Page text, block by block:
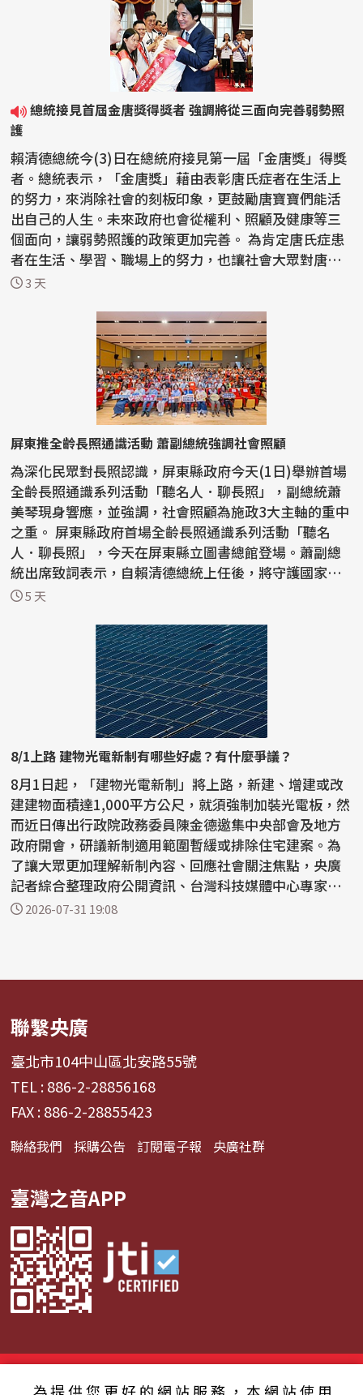
總統接見首屆金唐獎得獎者 強調將從三面向完善弱勢照
護
賴清德總統今(3)日在總統府接見第一屆「金唐獎」得獎
者。總統表示，「金唐獎」藉由表彰唐氏症者在生活上
的努力，來消除社會的刻板印象，更鼓勵唐寶寶們能活
出自己的人生。未來政府也會從權利、照顧及健康等三
個面向，讓弱勢照護的政策更加完善。 為肯定唐氏症患
者在生活、學習、職場上的努力，也讓社會大眾對唐氏
症有...
3 天
屏東推全齡長照通識活動 蕭副總統強調社會照顧
為深化民眾對長照認識，屏東縣政府今天(1日)舉辦首場
全齡長照通識系列活動「聽名人．聊長照」，副總統蕭
美琴現身響應，並強調，社會照顧為施政3大主軸的重中
之重。 屏東縣政府首場全齡長照通識系列活動「聽名
人．聊長照」，今天在屏東縣立圖書總館登場。蕭副總
統出席致詞表示，自賴清德總統上任後，將守護國家安
全、拚...
5 天
8/1上路 建物光電新制有哪些好處？有什麼爭議？
8月1日起，「建物光電新制」將上路，新建、增建或改
建建物面積達1,000平方公尺，就須強制加裝光電板，然
而近日傳出行政院政務委員陳金德邀集中央部會及地方
政府開會，研議新制適用範圍暫緩或排除住宅建案。為
了讓大眾更加理解新制內容、回應社會關注焦點，央廣
記者綜合整理政府公開資訊、台灣科技媒體中心專家意
見及民...
2026-07-31 19:08
聯繫央廣
臺北市104中山區北安路55號
TEL : 886-2-28856168
FAX : 886-2-28855423
聯絡我們 採購公告 訂閱電子報 央廣社群
臺灣之音APP
© 2024財團法人中央廣播電臺 版權所有